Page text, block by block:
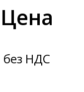
Цена
без НДС